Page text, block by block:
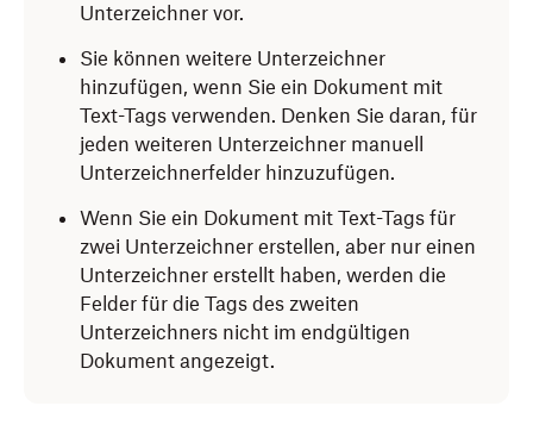
Unterzeichner vor.
Sie können weitere Unterzeichner
hinzufügen, wenn Sie ein Dokument mit
Text-Tags verwenden. Denken Sie daran, für
jeden weiteren Unterzeichner manuell
Unterzeichnerfelder hinzuzufügen.
Wenn Sie ein Dokument mit Text-Tags für
zwei Unterzeichner erstellen, aber nur einen
Unterzeichner erstellt haben, werden die
Felder für die Tags des zweiten
Unterzeichners nicht im endgültigen
Dokument angezeigt.